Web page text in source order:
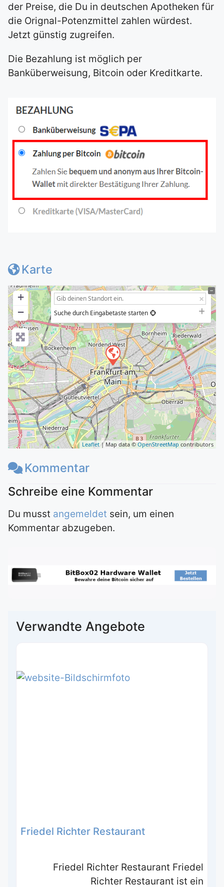
der Preise, die Du in deutschen Apotheken für
die Orignal-Potenzmittel zahlen würdest.
Jetzt günstig zugreifen.
Die Bezahlung ist möglich per
Banküberweisung, Bitcoin oder Kreditkarte.
Karte
+
−
Suche durch Eingabetaste starten
Leaflet| Map data © OpenStreetMap contributors
Kommentar
Du musst angemeldet sein, um einen
Kommentar abzugeben.
Verwandte Angebote
Friedel Richter Restaurant
Friedel Richter Restaurant Friedel
Richter Restaurant ist ein